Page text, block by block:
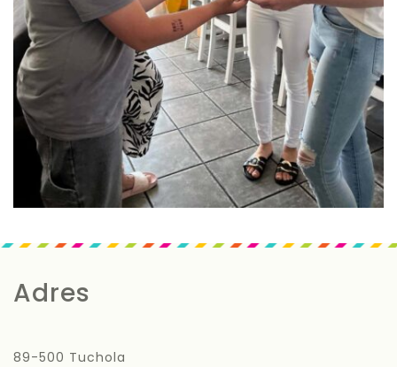
Adres
89-500 Tuchola